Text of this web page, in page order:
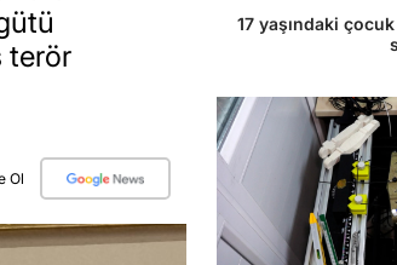
terör
Ol
17 yaşındaki